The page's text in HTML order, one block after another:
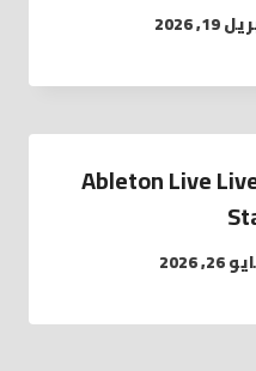
19, 2026
Ableton Live
26, 2026